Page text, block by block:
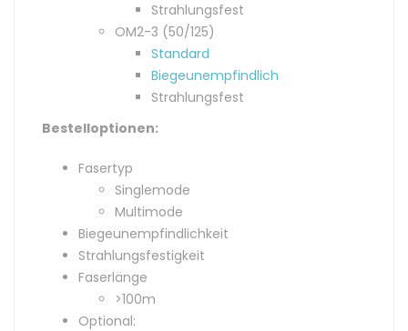
Strahlungsfest
OM2-3 (50/125)
Standard
Biegeunempfindlich
Strahlungsfest
Bestelloptionen:
Fasertyp
Singlemode
Multimode
Biegeunempfindlichkeit
Strahlungsfestigkeit
Faserlänge
>100m
Optional: